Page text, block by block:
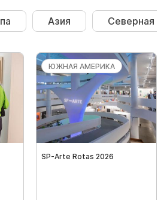
Азия Северная
ЮЖНАЯ АМЕРИКА
SP-Arte Rotas 2026